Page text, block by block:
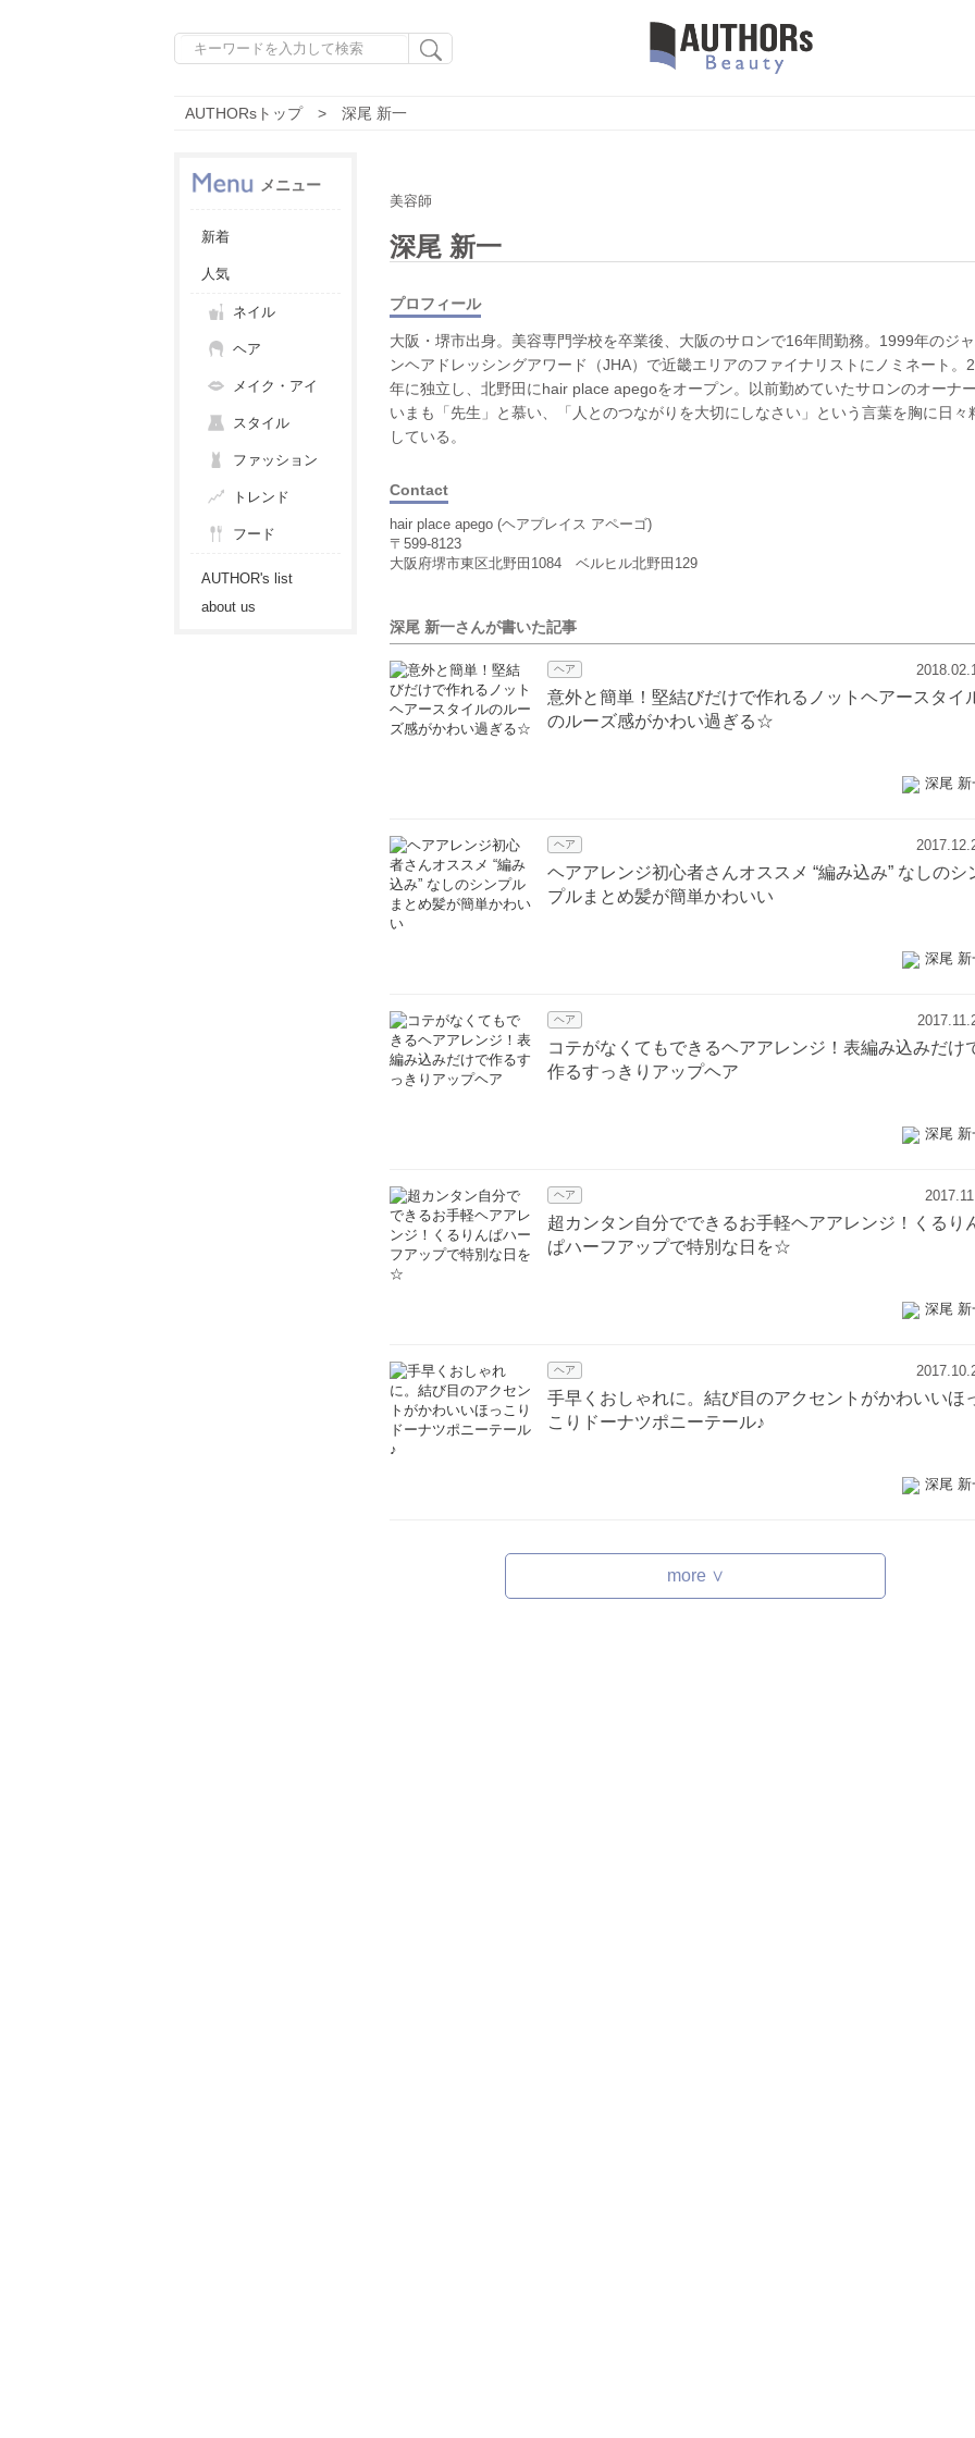
AUTHORsトップ 深尾 新一
メニュー
新着
人気
ネイル
ヘア
メイク・アイ
スタイル
ファッション
トレンド
フード
AUTHOR's list
about us
美容師
深尾 新一
プロフィール
大阪・堺市出身。美容専門学校を卒業後、大阪のサロンで16年間勤務。1999年のジ
ンヘアドレッシングアワード（JHA）で近畿エリアのファイナリストにノミネート。
年に独立し、北野田にhair place apegoをオープン。以前勤めていたサロンのオーナ
いまも「先生」と慕い、「人とのつながりを大切にしなさい」という言葉を胸に日々
している。
Contact
hair place apego (ヘアプレイス アペーゴ)
〒599-8123
大阪府堺市東区北野田1084 ベルヒル北野田129
深尾 新一さんが書いた記事
ヘア
意外と簡単！堅結びだけで作れるノットヘアースタイ
のルーズ感がかわい過ぎる☆
深尾 新
ヘア
ヘアアレンジ初心者さんオススメ “編み込み” なしのシ
プルまとめ髪が簡単かわいい
深尾 新
ヘア
コテがなくてもできるヘアアレンジ！表編み込みだけ
作るすっきりアップヘア
深尾 新
ヘア
超カンタン自分でできるお手軽ヘアアレンジ！くるり
ぱハーフアップで特別な日を☆
深尾 新
ヘア
手早くおしゃれに。結び目のアクセントがかわいいほ
こりドーナツポニーテール♪
深尾 新
more ∨